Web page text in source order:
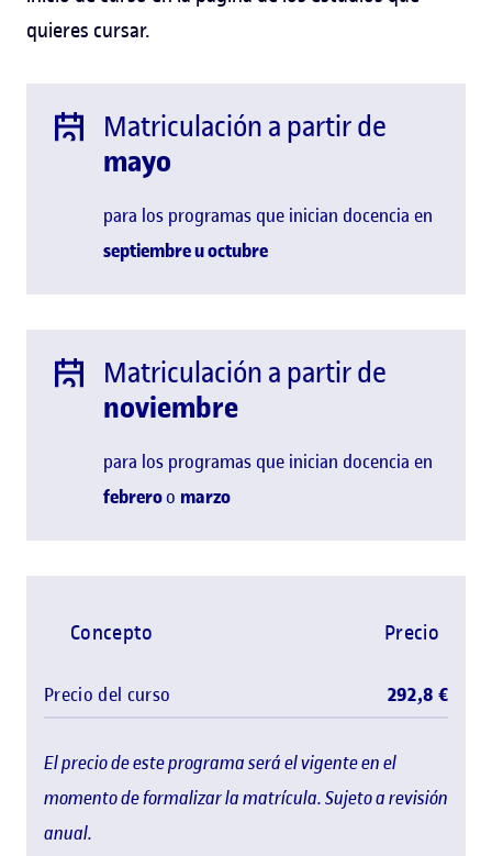
quieres cursar.
Matriculación a partir de
mayo
para los programas que inician docencia en
septiembre uoctubre
Matriculación a partir de
noviembre
para los programas que inician docencia en
febreroo marzo
El precio de este programa será el vigente en el
momento de formalizar la matrícula. Sujeto a revisión
anual.
Concepto Precio
Precio del curso 292,8 €